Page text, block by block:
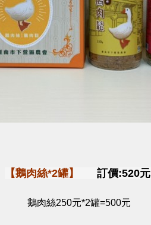
【鵝肉絲*2罐】 訂價:520
鵝肉絲250元*2罐=500元